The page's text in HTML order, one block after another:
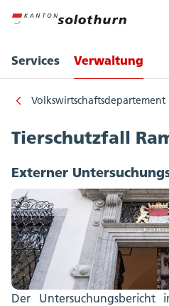
Services Verwaltung
Volkswirtschaftsdepartement
Tierschutzfall
Externer
Der Untersuchungsbericht